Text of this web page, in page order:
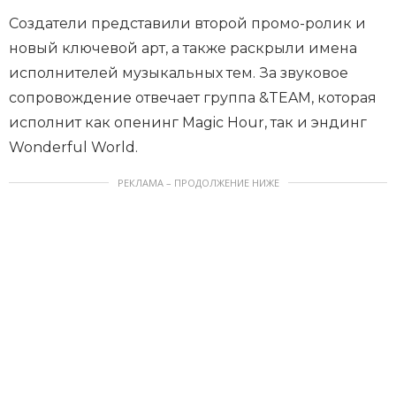
Создатели представили второй промо-ролик и
новый ключевой арт, а также раскрыли имена
исполнителей музыкальных тем. За звуковое
сопровождение отвечает группа &TEAM, которая
исполнит как опенинг Magic Hour, так и эндинг
Wonderful World.
РЕКЛАМА – ПРОДОЛЖЕНИЕ НИЖЕ